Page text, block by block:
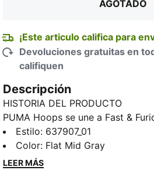
AGOTADO
¡Este articulo califica para
Devoluciones gratuitas en
califiquen
Descripción
HISTORIA DEL PRODUCTO
PUMA Hoops se une a Fast &
colaboración que es pura
Combinando la energía audaz de
juego inconfundible y el estilo
Estilo: 637907_01
Color: Flat Mid Gray
LEER MÁS